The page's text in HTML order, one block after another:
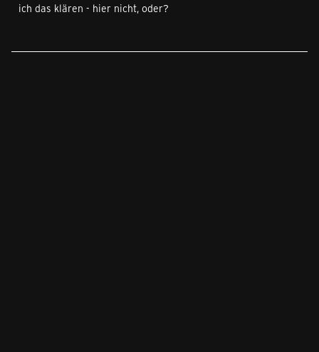
ich das klären - hier nicht, oder?